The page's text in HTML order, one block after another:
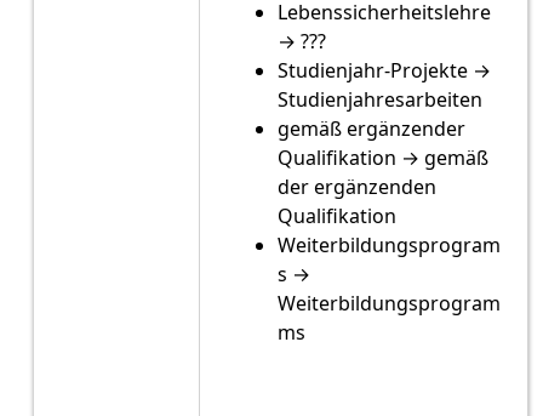
Lebenssicherheitslehre
→ ???
Studienjahr-Projekte →
Studienjahresarbeiten
gemäß ergänzender
Qualifikation → gemäß
der ergänzenden
Qualifikation
Weiterbildungsprogram
s →
Weiterbildungsprogram
ms